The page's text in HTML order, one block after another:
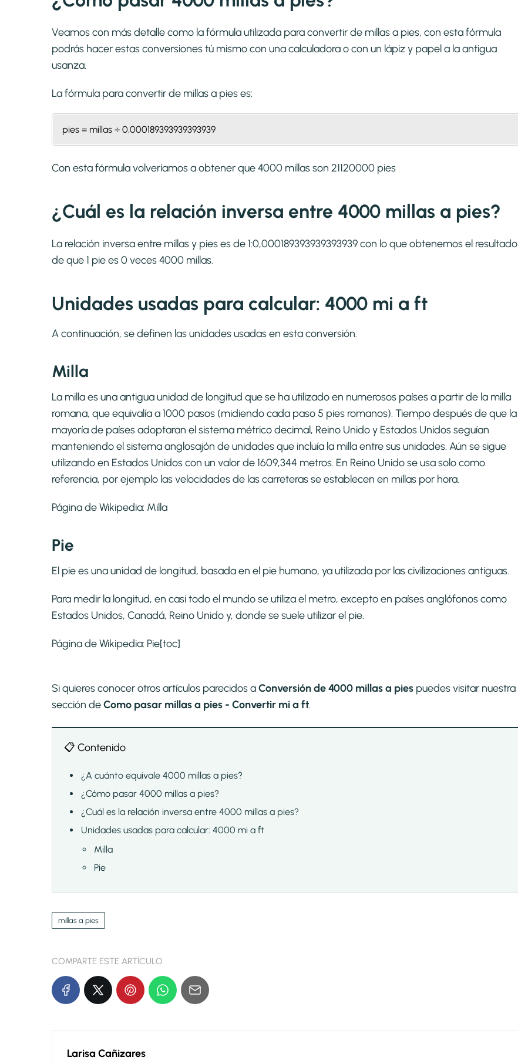
Veamos con más detalle como la fórmula utilizada para convertir de millas a pies, con esta fórmula
podrás hacer estas conversiones tú mismo con una calculadora o con un lápiz y papel a la antigua
usanza.
La fórmula para convertir de millas a pieses:
pies = millas ÷ 0,000189393939393939
Con esta fórmula volveríamos a obtener que 4000 millas son 21120000 pies
¿Cuál es la relación inversa entre 4000 millas a pies?
La relación inversa entre millas y pies es de 1:0,000189393939393939 con lo que obtenemos el resultado
de que 1 pie es 0 veces 4000 millas.
Unidades usadas para calcular: 4000 mi a ft
A continuación, se definen las unidades usadas en esta conversión.
Milla
La milla es una antigua unidad de longitud que se ha utilizado en numerosos países a partir de la milla
romana, que equivalía a 1000 pasos (midiendo cada paso 5 pies romanos). Tiempo después de que la
mayoría de países adoptaran el sistema métrico decimal, Reino Unido y Estados Unidos seguían
manteniendo el sistema anglosajón de unidades que incluía la milla entre sus unidades. Aún se sigue
utilizando en Estados Unidos con un valor de 1609,344 metros. En Reino Unido se usa solo como
referencia, por ejemplo las velocidades de las carreteras se establecen en millas por hora.
Página de Wikipedia: Milla
Pie
El pie es una unidad de longitud, basada en el pie humano, ya utilizada por las civilizaciones antiguas.
Para medir la longitud, en casi todo el mundo se utiliza el metro, excepto en países anglófonos como
Estados Unidos, Canadá, Reino Unido y, donde se suele utilizar el pie.
Página de Wikipedia: Pie[toc]
Si quieres conocer otros artículos parecidos aConversión de 4000 millas a pies puedes visitar nuestra
sección deComo pasar millas a pies - Convertir mi a ft.
📋 Contenido
¿A cuánto equivale 4000 millas a pies?
¿Cómo pasar 4000 millas a pies?
¿Cuál es la relación inversa entre 4000 millas a pies?
Unidades usadas para calcular: 4000 mi a ft
Milla
Pie
millas a pies
COMPARTE ESTE ARTÍCULO
Larisa Cañizares